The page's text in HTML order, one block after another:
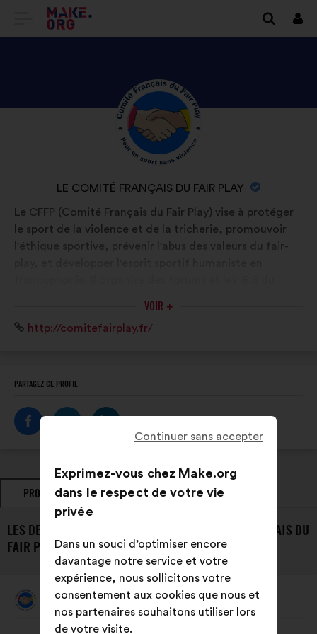
ALLER
L'ACCUEIL
MAKE.ORG
Se
DÉCOUVREZ
LE
PROFIL
COMITÉ
FRANÇAIS
PLAY
NOM
DE
L'ORGANISATION
LE COMITÉ FRANÇAIS DU FAIR PLAY
Biographie
Le CFFP (Comité Français du Fair Play) vise à protéger
le sport de la violence et de la tricherie, promouvoir
l'éthique sportive, prévenir l'abus des valeurs du fair-
exemplaire en fair-play.
VOIR +
Sitehttp://comitefairplay.fr/
PARTAGEZ CE PROFIL
PROPOSITIONS PRISES DE POSITION
LES DERNIÈRES PROPOSITIONS DE LE COMITÉ FRANÇAIS DU
FAIR PLAY :
PropositionLe Comité Français Du Fair Play
Contenu
Continuer sans accepter
Exprimez-vous chez Make.org
dans le respect de votre vie
privée
Dans un souci d’optimiser encore
davantage notre service et votre
expérience, nous sollicitons votre
consentement aux cookies que nous et
nos partenaires souhaitons utiliser lors
de votre visite.